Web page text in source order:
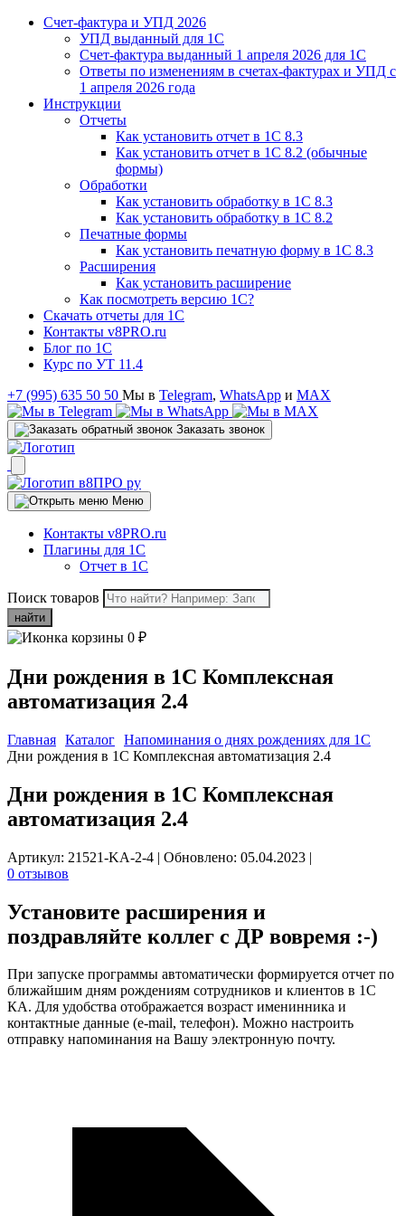
Счет-фактура и УПД 2026
УПД выданный для 1C
Счет-фактура выданный 1 апреля 2026 для 1C
Ответы по изменениям в счетах-фактурах и УПД с
1 апреля 2026 года
Инструкции
Отчеты
Как установить отчет в 1С 8.3
Как установить отчет в 1С 8.2 (обычные
формы)
Обработки
Как установить обработку в 1С 8.3
Как установить обработку в 1С 8.2
Печатные формы
Как установить печатную форму в 1С 8.3
Расширения
Как установить расширение
Как посмотреть версию 1С?
Скачать отчеты для 1С
Контакты v8PRO.ru
Блог по 1С
Курс по УТ 11.4
+7 (995) 635 50 50 Мы в Telegram, WhatsApp и MAX
Заказать звонок
Меню
Контакты v8PRO.ru
Плагины для 1С
Отчет в 1С
Поиск товаров
найти
0 ₽
Дни рождения в 1С Комплексная
автоматизация 2.4
Главная Каталог Напоминания о днях рождениях для 1C
Дни рождения в 1С Комплексная автоматизация 2.4
Дни рождения в 1С Комплексная
автоматизация 2.4
Артикул: 21521-KA-2-4 | Обновлено: 05.04.2023 |
0 отзывов
Установите расширения и
поздравляйте коллег с ДР вовремя :-)
При запуске программы автоматически формируется отчет по
ближайшим дням рождениям сотрудников и клиентов в 1С
КА. Для удобства отображается возраст именинника и
контактные данные (e-mail, телефон). Можно настроить
отправку напоминания на Вашу электронную почту.